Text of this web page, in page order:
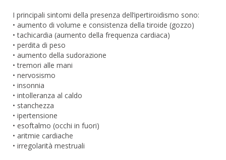
I principali sintomi della presenza dell’ipertiroidismo sono:
• aumento di volume e consistenza della tiroide (gozzo)
• tachicardia (aumento della frequenza cardiaca)
• perdita di peso
• aumento della sudorazione
• tremori alle mani
• nervosismo
• insonnia
• intolleranza al caldo
• stanchezza
• ipertensione
• esoftalmo (occhi in fuori)
• aritmie cardiache
• irregolarità mestruali